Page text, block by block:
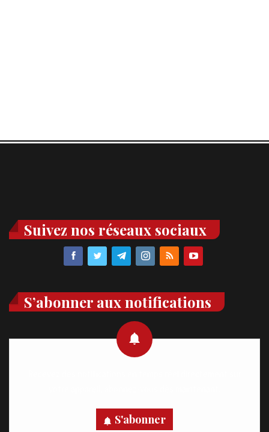
Suivez nos réseaux sociaux
S’abonner aux notifications
S'abonner